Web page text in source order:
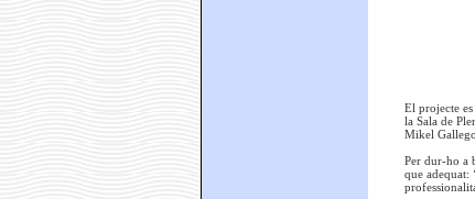
El projecte
la Sala de
Mikel
Per dur-ho a
que adequat: